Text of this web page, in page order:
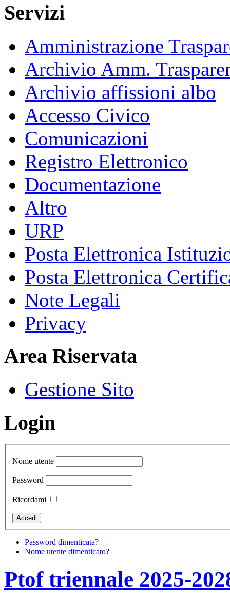
Servizi
Amministrazione
Archivio Amm.
Archivio affissioni albo
Accesso Civico
Comunicazioni
Registro Elettronico
Documentazione
Altro
URP
Posta Elettronica
Posta Elettronica
Note Legali
Privacy
Area Riservata
Gestione Sito
Login
Nome utente
Password
Ricordami
Password dimenticata?
Nome utente dimenticato?
Ptof triennale 2025-